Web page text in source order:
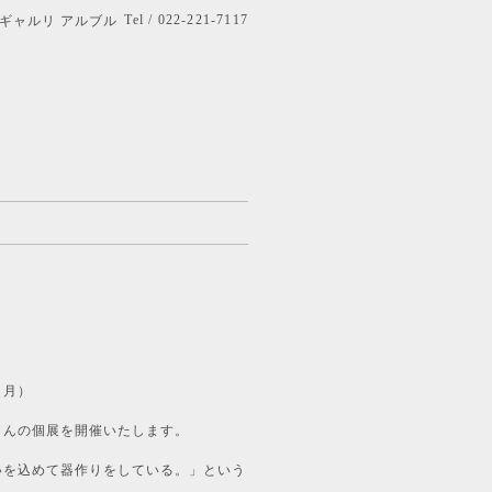
ャルリ アルブル Tel / 022-221-7117
）
の個展を開催いたします。
込めて器作りをしている。」という